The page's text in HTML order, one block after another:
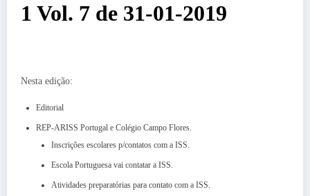
1 Vol. 7 de 31-01-2019
Nesta edição:
Editorial
REP-ARISS Portugal e Colégio Campo Flores.
Inscrições escolares p/contatos com a ISS.
Escola Portuguesa vai contatar a ISS.
Atividades preparatórias para contato com a ISS.